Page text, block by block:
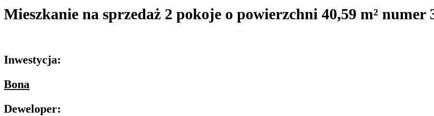
Mieszkanie na sprzedaż 2 pokoje o powierzchni 40,59 m² numer
Inwestycja:
Bona
Deweloper: